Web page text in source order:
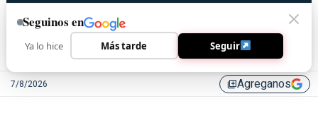
7/8/2026 library_addAgreganos
Seguinos en
Ya lo hice Más tarde Seguir